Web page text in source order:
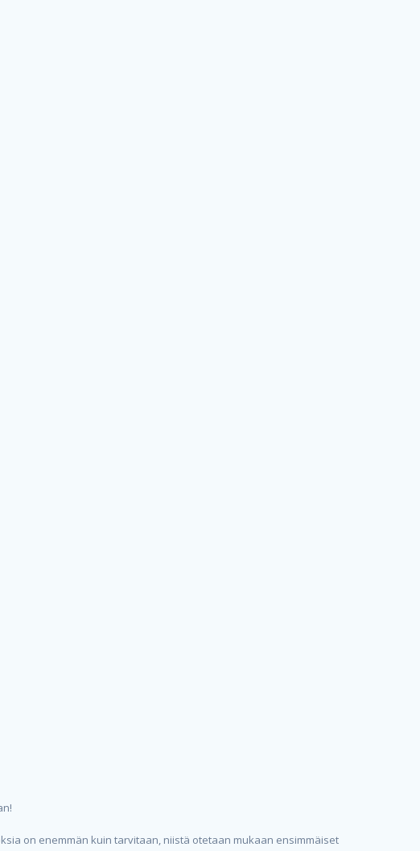
on enemmän kuin tarvitaan, niistä otetaan mukaan ensimmäiset